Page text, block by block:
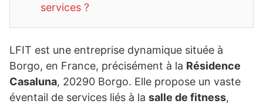
services ?
LFIT est une entreprise dynamique située à
Borgo, en France, précisément à la Résidence
Casaluna, 20290 Borgo. Elle propose un vaste
éventail de services liés à la salle de fitness,